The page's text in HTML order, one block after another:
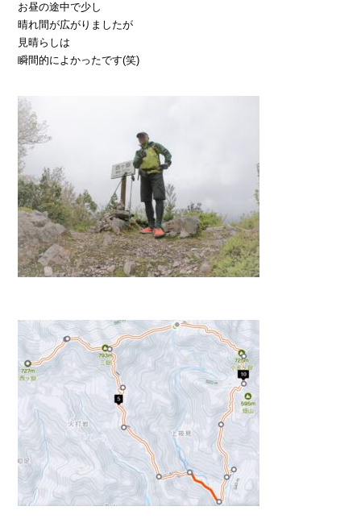
お昼の途中で少し
晴れ間が広がりましたが
見晴らしは
瞬間的によかったです(笑)